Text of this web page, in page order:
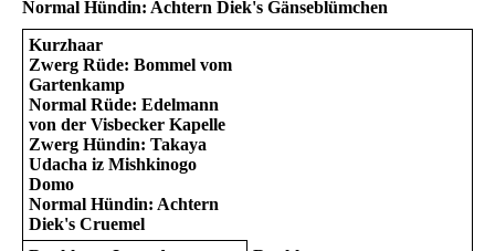
Normal Hündin: Achtern Diek's Gänseblümchen
Kurzhaar
Zwerg Rüde: Bommel vom
Gartenkamp
Normal Rüde: Edelmann
von der Visbecker Kapelle
Zwerg Hündin: Takaya
Udacha iz Mishkinogo
Domo
Normal Hündin: Achtern
Diek's Cruemel